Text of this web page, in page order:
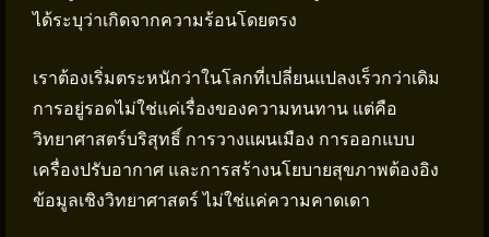
ได้ระบุว่าเกิดจากความร้อนโดยตรง
เราต้องเริ่มตระหนักว่าในโลกที่เปลี่ยนแปลงเร็วกว่าเดิม
การอยู่รอดไม่ใช่แค่เรื่องของความทนทาน แต่คือ
วิทยาศาสตร์บริสุทธิ์ การวางแผนเมือง การออกแบบ
เครื่องปรับอากาศ และการสร้างนโยบายสุขภาพต้องอิง
ข้อมูลเชิงวิทยาศาสตร์ ไม่ใช่แค่ความคาดเดา